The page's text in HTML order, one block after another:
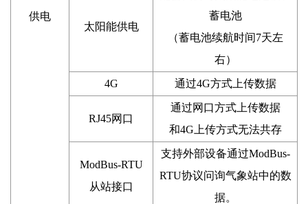
供电
太阳能供电
蓄电池
（蓄电池续航时间7天左
右）
4G 通过4G方式上传数据
RJ45网口
通过网口方式上传数据
和4G上传方式无法共存
ModBus-RTU
从站接口
支持外部设备通过ModBus-
RTU协议问询气象站中的数
据。